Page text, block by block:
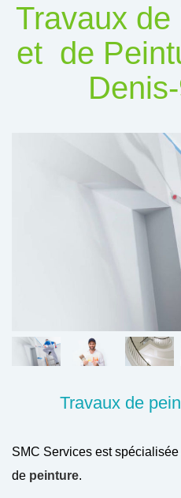
Travaux
et de
Travaux de
SMC Services est
de peinture.